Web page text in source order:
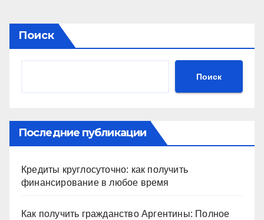
Поиск
Поиск
Последние публикации
Кредиты круглосуточно: как получить
финансирование в любое время
Как получить гражданство Аргентины: Полное